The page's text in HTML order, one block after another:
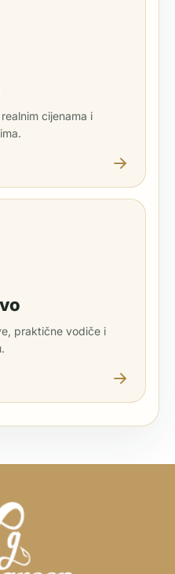
cijenama i
praktične vodiče i